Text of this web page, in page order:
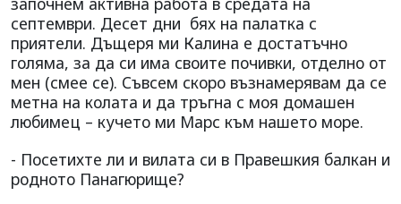
септември. Десет дни бях на палатка с
приятели. Дъщеря ми Калина е достатъчно
голяма, за да си има своите почивки, отделно от
мен (смее се). Съвсем скоро възнамерявам да се
метна на колата и да тръгна с моя домашен
любимец – кучето ми Марс към нашето море.
- Посетихте ли и вилата си в Правешкия балкан и
родното Панагюрище?